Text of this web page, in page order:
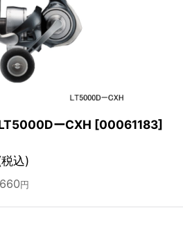
ーCXH [00061183]
込)
円